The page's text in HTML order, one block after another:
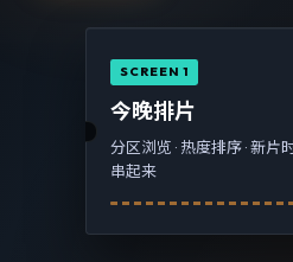
SCREEN 1
今晚排片
分区浏览 · 热度排序 · 新
串起来